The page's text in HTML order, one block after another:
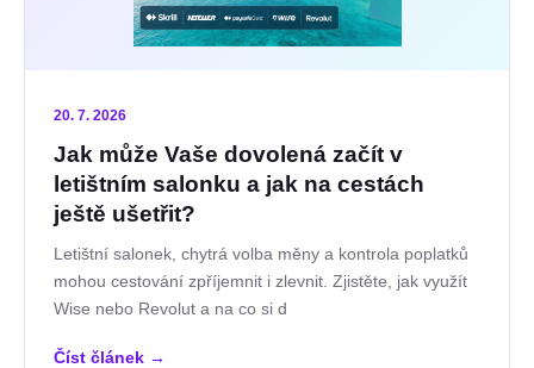
20. 7. 2026
Jak může Vaše dovolená začít v
letištním salonku a jak na cestách
ještě ušetřit?
Letištní salonek, chytrá volba měny a kontrola poplatků
mohou cestování zpříjemnit i zlevnit. Zjistěte, jak využít
Wise nebo Revolut a na co si d
Číst článek →